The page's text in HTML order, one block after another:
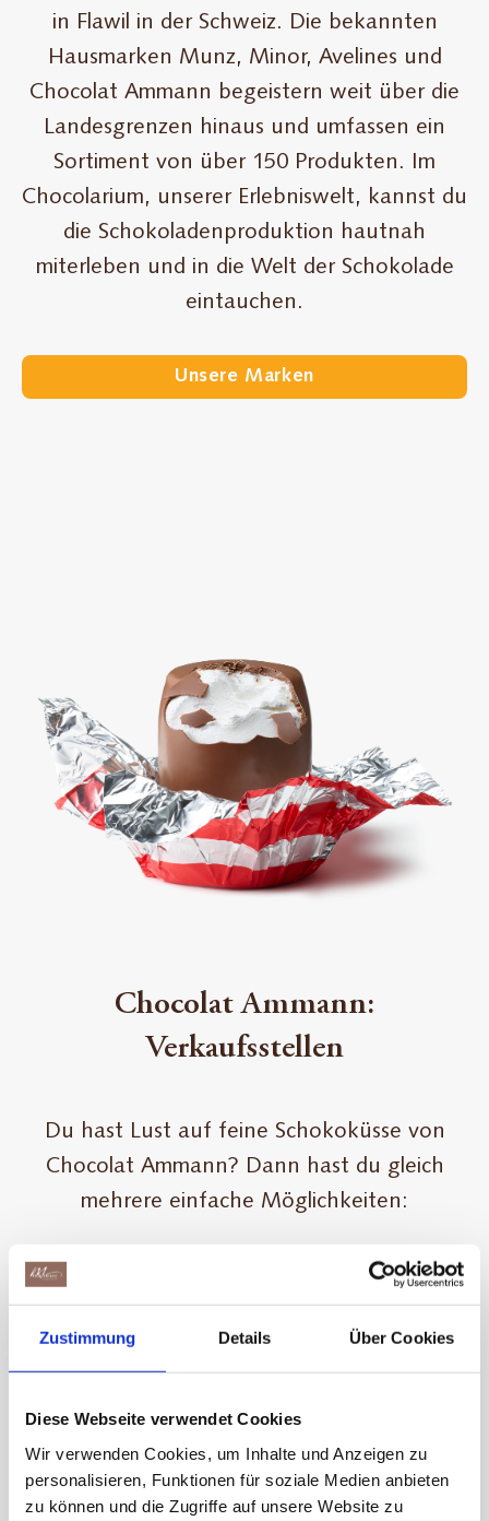
Zustimmung Details Über Cookies
Diese Webseite verwendet Cookies
Wir verwenden Cookies, um Inhalte und Anzeigen zu
personalisieren, Funktionen für soziale Medien anbieten
zu können und die Zugriffe auf unsere Website zu
in Flawil in der Schweiz. Die bekannten
Hausmarken Munz, Minor, Avelines und
Chocolat Ammann begeistern weit über die
Landesgrenzen hinaus und umfassen ein
Sortiment von über 150 Produkten. Im
Chocolarium, unserer Erlebniswelt, kannst du
die Schokoladenproduktion hautnah
miterleben und in die Welt der Schokolade
eintauchen.
Unsere Marken
Chocolat Ammann:
Verkaufsstellen
Du hast Lust auf feine Schokoküsse von
Chocolat Ammann? Dann hast du gleich
mehrere einfache Möglichkeiten:
Bestelle deine Lieblingssorten bequem online
aufbrack.ch
und geniesse sie zuhause, wann
immer du möchtest.
Ort an diesen Verkaufsstellen:
Chocolarium Shop, Flawil (SG)
Loeb Lebensmittel, Bern